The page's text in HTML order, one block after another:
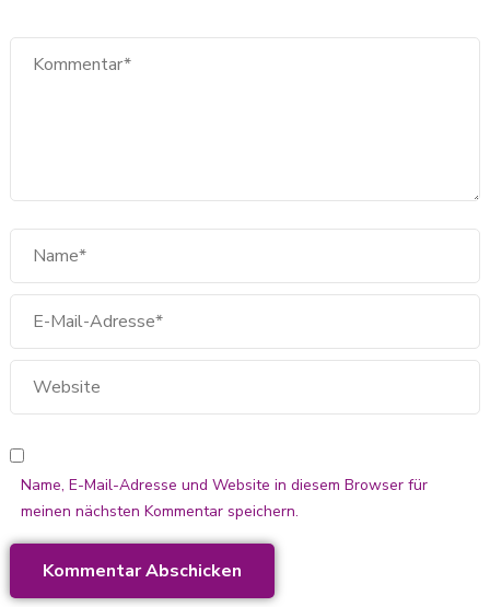
Name, E-Mail-Adresse und Website in diesem Browser für
meinen nächsten Kommentar speichern.